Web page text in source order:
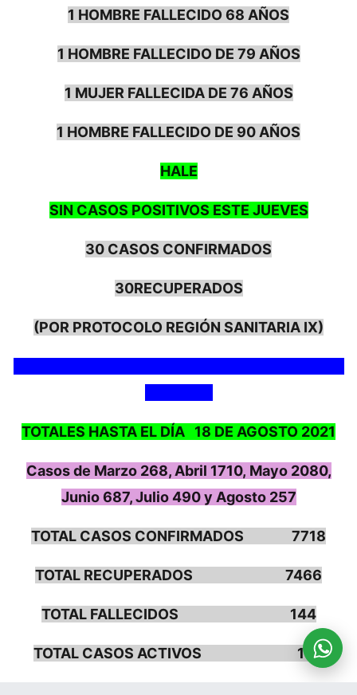
1 HOMBRE FALLECIDO 68 AÑOS
1 HOMBRE FALLECIDO DE 79 AÑOS
1 MUJER FALLECIDA DE 76 AÑOS
1 HOMBRE FALLECIDO DE 90 AÑOS
HALE
SIN CASOS POSITIVOS ESTE JUEVES
30 CASOS CONFIRMADOS
30RECUPERADOS
(POR PROTOCOLO REGIÓN SANITARIA IX)
TOTALES HASTA EL DÍA 18 DE AGOSTO 2021
Casos de Marzo 268, Abril 1710, Mayo 2080,
Junio 687, Julio 490 y Agosto 257
TOTAL CASOS CONFIRMADOS 7718
TOTAL RECUPERADOS 7466
TOTAL FALLECIDOS 144
TOTAL CASOS ACTIVOS 108